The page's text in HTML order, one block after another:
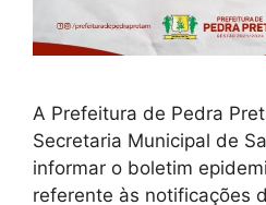
A Prefeitura de Pedra
Secretaria Municipal de
informar o boletim
referente às notificações